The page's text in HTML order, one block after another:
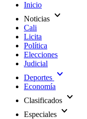
Inicio
Noticias expand_more
Cali
Licita
Política
Elecciones
Judicial
Deportes expand_more
Economía
Clasificados expand_more
Especiales expand_more